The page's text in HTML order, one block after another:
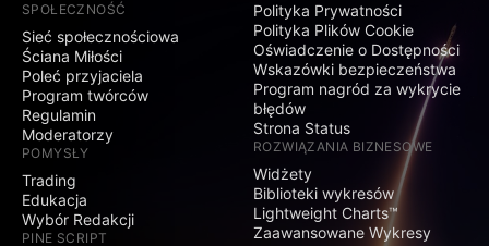
SPOŁECZNOŚĆ
Sieć społecznościowa
Ściana Miłości
Poleć przyjaciela
Program twórców
Regulamin
Moderatorzy
POMYSŁY
Trading
Edukacja
Wybór Redakcji
PINE SCRIPT
Polityka Prywatności
Polityka Plików Cookie
Oświadczenie o Dostępności
Wskazówki bezpieczeństwa
Program nagród za wykrycie
błędów
Strona Status
ROZWIĄZANIA BIZNESOWE
Widżety
Biblioteki wykresów
Lightweight Charts™
Zaawansowane Wykresy